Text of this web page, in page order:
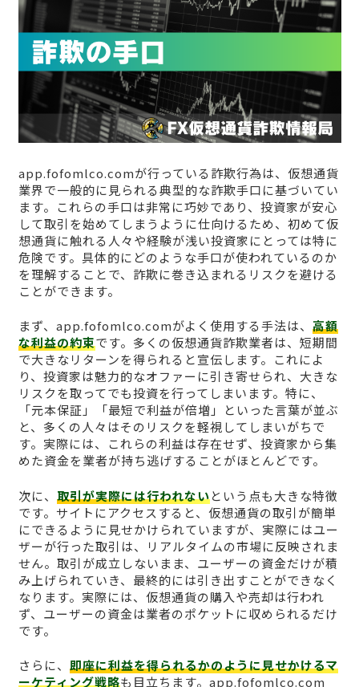
app.fofomlco.comが行っている詐欺行為は、仮想通貨
業界で一般的に見られる典型的な詐欺手口に基づいてい
ます。これらの手口は非常に巧妙であり、投資家が安心
して取引を始めてしまうように仕向けるため、初めて仮
想通貨に触れる人々や経験が浅い投資家にとっては特に
危険です。具体的にどのような手口が使われているのか
を理解することで、詐欺に巻き込まれるリスクを避ける
ことができます。
まず、app.fofomlco.comがよく使用する手法は、 高額
な利益の約束です。多くの仮想通貨詐欺業者は、短期間
で大きなリターンを得られると宣伝します。これによ
り、投資家は魅力的なオファーに引き寄せられ、大きな
リスクを取ってでも投資を行ってしまいます。特に、
「元本保証」「最短で利益が倍増」といった言葉が並ぶ
と、多くの人々はそのリスクを軽視してしまいがちで
す。実際には、これらの利益は存在せず、投資家から集
めた資金を業者が持ち逃げすることがほとんどです。
次に、 取引が実際には行われないという点も大きな特徴
です。サイトにアクセスすると、仮想通貨の取引が簡単
にできるように見せかけられていますが、実際にはユー
ザーが行った取引は、リアルタイムの市場に反映されま
せん。取引が成立しないまま、ユーザーの資金だけが積
み上げられていき、最終的には引き出すことができなく
なります。実際には、仮想通貨の購入や売却は行われ
ず、ユーザーの資金は業者のポケットに収められるだけ
です。
さらに、 即座に利益を得られるかのように見せかけるマ
ーケティング戦略も目立ちます。app.fofomlco.com